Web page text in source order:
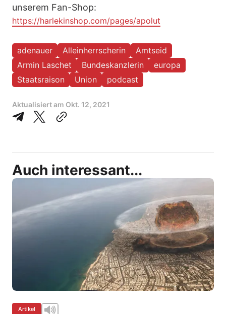
unserem Fan-Shop:
https://harlekinshop.com/pages/apolut
adenauer Alleinherrscherin
Amtseid
Armin Laschet
Bundeskanzlerin
europa
Staatsraison
Union podcast
Aktualisiert am Okt. 12, 2021
Auch interessant...
Artikel